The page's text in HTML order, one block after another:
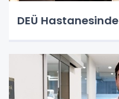
DEÜ